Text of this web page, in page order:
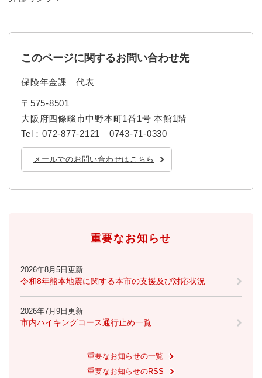
このページに関するお問い合わせ先
保険年金課 代表
〒575-8501
大阪府四條畷市中野本町1番1号 本館1階
Tel：072-877-2121 0743-71-0330
メールでのお問い合わせはこちら
重要なお知らせ
2026年8月5日更新
令和8年熊本地震に関する本市の支援及び対応状況
2026年7月9日更新
市内ハイキングコース通行止め一覧
重要なお知らせの一覧
重要なお知らせのRSS